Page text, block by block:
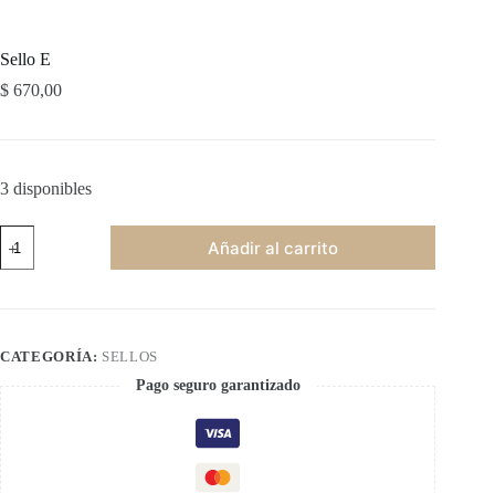
Sello E
$ 670,00
3 disponibles
cantidad
Añadir al carrito
CATEGORÍA: SELLOS
Pago seguro garantizado